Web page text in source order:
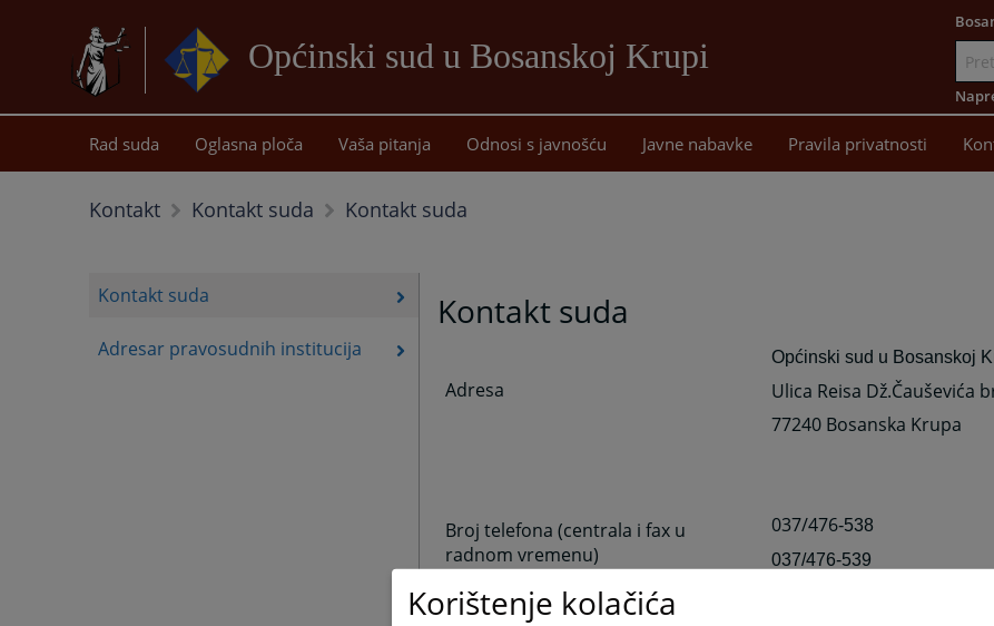
Općinski sud u Bosanskoj Krupi
sadržaj
Rad suda Oglasna ploča Vaša pitanja Odnosi s javnošću Javne nabavke Pravila privatnosti
Kontakt Kontakt suda Kontakt suda
Kontakt suda
Adresar pravosudnih institucija
Kontakt suda
Adresa
Općinski sud u Bosanskoj
Ulica Reisa Dž.Čauševića
77240 Bosanska Krupa
Broj telefona (centrala i fax u
radnom vremenu)
037/476-538
037/476-539
Korištenje kolačića